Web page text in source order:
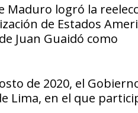
Maduro logró la
de Estados
Juan Guaidó como
de 2020, el
Lima, en el que